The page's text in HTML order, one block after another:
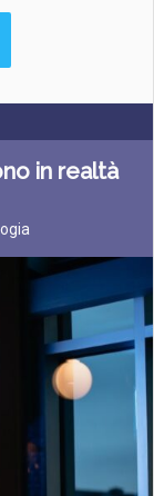
in realtà